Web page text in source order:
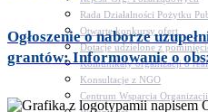
Rada Działalności Pożytku
Otwarte konkursy ofert
Dotacje udzielone z
Komunikaty organizacji o
Konsultacje z NGO
Centrum Wsparcia
Ogłoszenie o naborze
grantów: Informowanie o